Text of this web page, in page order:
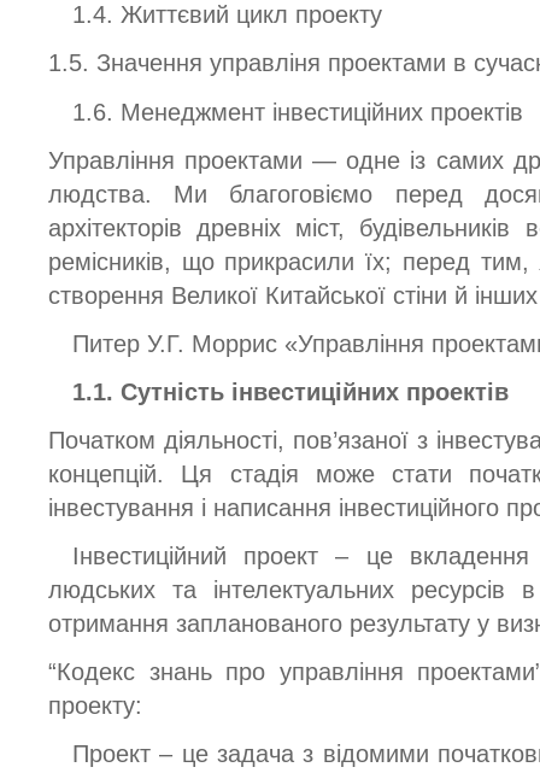
1.4. Життєвий цикл проекту
1.5. Значення управліня проектами в
1.6. Менеджмент інвестиційних проектів
Управління проектами — одне із самих
людства. Ми благоговіємо перед
архітекторів древніх міст,
ремісників, що прикрасили їх; перед тим,
створення Великої Китайської стіни й
Питер У.Г. Моррис «Управління
1.1. Сутність інвестиційних проектів
Початком діяльності, пов’язаної з
концепцій. Ця стадія може стати
інвестування і написання інвестиційного
Інвестиційний проект – це вкладення
людських та інтелектуальних
отримання запланованого результату у
“Кодекс знань про управління
проекту:
Проект – це задача з відомими